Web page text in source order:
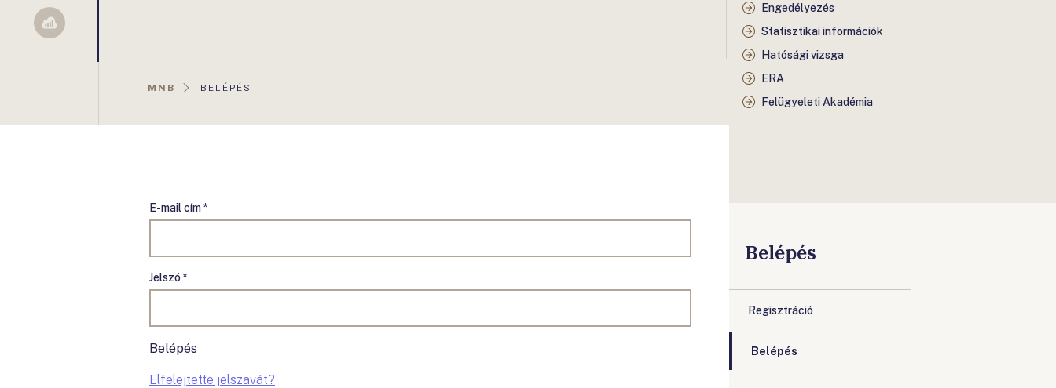
Sellsy
MNB
AKTUÁLIS
BELÉPÉS
Engedélyezés
Statisztikai információk
Hatósági vizsga
ERA
Felügyeleti Akadémia
E-mail cím *
Jelszó *
Belépés
Elfelejtette jelszavát?
Belépés
Regisztráció
Belépés